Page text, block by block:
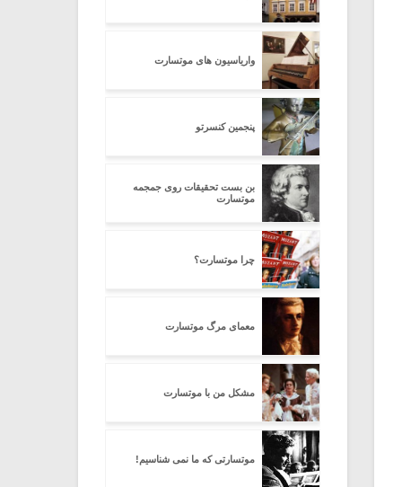
واریاسیون های موتسارت
پنجمین کنسرتو
بن بست تحقیقات روی جمجمه
موتسارت
چرا موتسارت؟
معمای مرگ موتسارت
مشکل من با موتسارت
موتسارتى که ما نمى شناسیم!